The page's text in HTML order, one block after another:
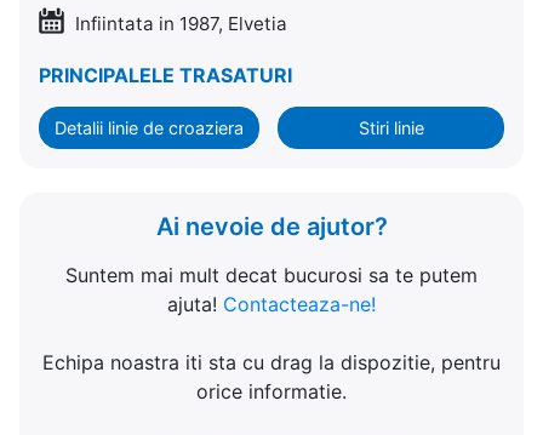
Infiintata in 1987, Elvetia
PRINCIPALELE TRASATURI
Detalii linie de croaziera Stiri linie
Ai nevoie de ajutor?
Suntem mai mult decat bucurosi sa te putem
ajuta! Contacteaza-ne!
Echipa noastra iti sta cu drag la dispozitie, pentru
orice informatie.